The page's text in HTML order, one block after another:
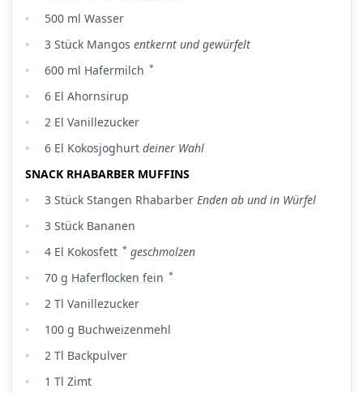
500 ml Wasser
3 Stück Mangos entkernt und gewürfelt
600 ml Hafermilch *
6 El Ahornsirup
2 El Vanillezucker
6 El Kokosjoghurt deiner Wahl
SNACK RHABARBER MUFFINS
3 Stück Stangen Rhabarber Enden ab und in Würfel
3 Stück Bananen
4 El Kokosfett * geschmolzen
70 g Haferflocken fein *
2 Tl Vanillezucker
100 g Buchweizenmehl
2 Tl Backpulver
1 Tl Zimt